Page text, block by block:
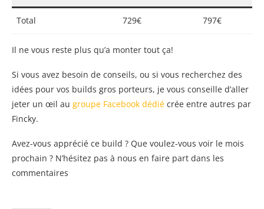
Total 729€ 797€
Il ne vous reste plus qu’a monter tout ça!
Si vous avez besoin de conseils, ou si vous recherchez des
idées pour vos builds gros porteurs, je vous conseille d’aller
jeter un œil au groupe Facebook dédié crée entre autres par
Fincky.
Avez-vous apprécié ce build ? Que voulez-vous voir le mois
prochain ? N’hésitez pas à nous en faire part dans les
commentaires